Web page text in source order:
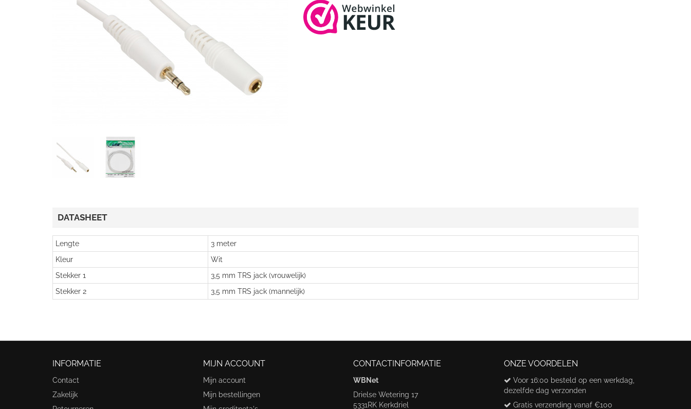
DATASHEET
Lengte
3 meter
Kleur
Wit
Stekker 1
3,5 mm TRS jack (vrouwelijk)
Stekker 2
3,5 mm TRS jack (mannelijk)
INFORMATIE
Contact
Zakelijk
MIJN ACCOUNT
Mijn account
Mijn bestellingen
CONTACTINFORMATIE
WBNet
Drielse Wetering 17
5331RK Kerkdriel
ONZE VOORDELEN
Voor 16:00 besteld op een werkdag,
dezelfde dag verzonden
Gratis verzending vanaf €100